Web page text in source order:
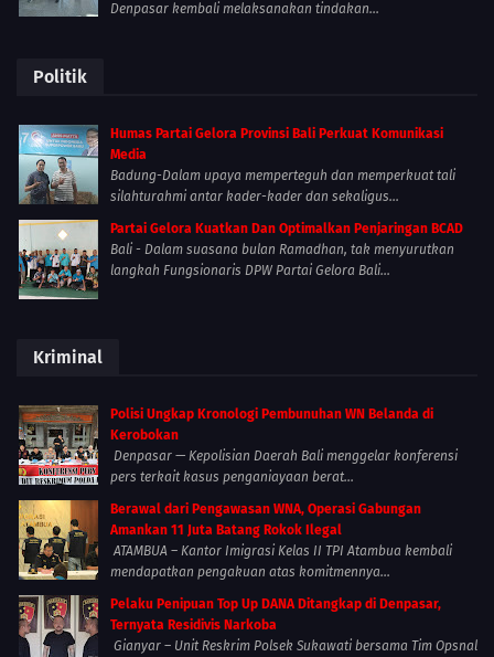
Denpasar kembali melaksanakan tindakan...
Politik
Humas Partai Gelora Provinsi Bali Perkuat Komunikasi
Media
Badung-Dalam upaya memperteguh dan memperkuat tali
silahturahmi antar kader-kader dan sekaligus...
Partai Gelora Kuatkan Dan Optimalkan Penjaringan BCAD
Bali - Dalam suasana bulan Ramadhan, tak menyurutkan
langkah Fungsionaris DPW Partai Gelora Bali...
Kriminal
Polisi Ungkap Kronologi Pembunuhan WN Belanda di
Kerobokan
Denpasar — Kepolisian Daerah Bali menggelar konferensi
pers terkait kasus penganiayaan berat...
Berawal dari Pengawasan WNA, Operasi Gabungan
Amankan 11 Juta Batang Rokok Ilegal
ATAMBUA – Kantor Imigrasi Kelas II TPI Atambua kembali
mendapatkan pengakuan atas komitmennya...
Pelaku Penipuan Top Up DANA Ditangkap di Denpasar,
Ternyata Residivis Narkoba
Gianyar – Unit Reskrim Polsek Sukawati bersama Tim Opsnal